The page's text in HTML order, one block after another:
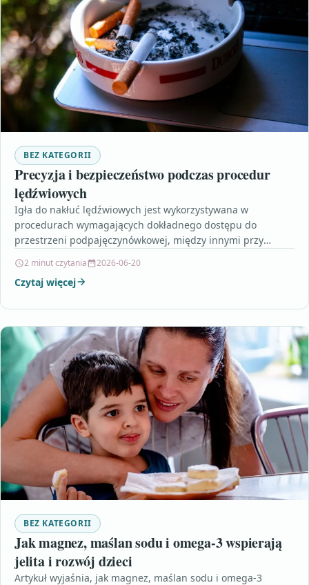
BEZ KATEGORII
Precyzja i bezpieczeństwo podczas procedur
lędźwiowych
Igła do nakłuć lędźwiowych jest wykorzystywana w
procedurach wymagających dokładnego dostępu do
przestrzeni podpajęczynówkowej, między innymi przy
czynnościach diagnostycznych. Tego…
2 minut czytania 2026-06-20
Czytaj więcej
BEZ KATEGORII
Jak magnez, maślan sodu i omega-3 wspierają
jelita i rozwój dzieci
Artykuł wyjaśnia, jak magnez, maślan sodu i omega-3